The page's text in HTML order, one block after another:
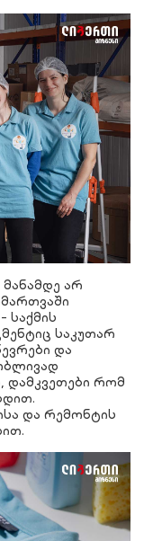
არ
საქმის
საკუთარ
და
დამკვეთები რომ
და რემონტის